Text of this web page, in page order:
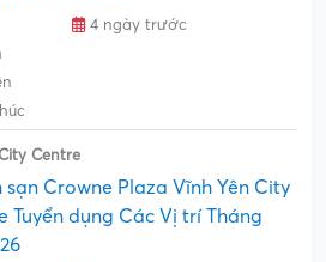
4 ngày trước
Centre
sạn Crowne Plaza Vĩnh Yên City
Tuyển dụng Các Vị trí Tháng